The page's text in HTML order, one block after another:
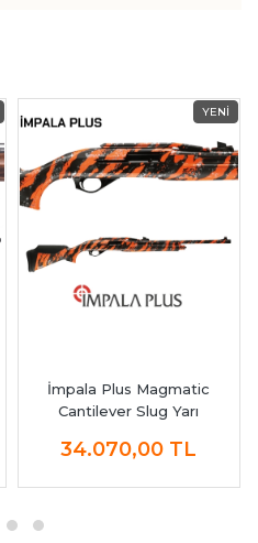
İmpala Plus Magmatic
Cantilever Slug Yarı
34.070,00 TL